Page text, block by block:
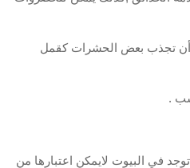
أن تجذب بعض الحشرات كقمل
.
في البيوت لايمكن اعتبارها من